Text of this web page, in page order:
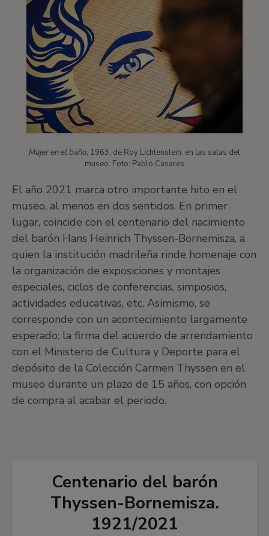
Mujer en el baño, 1963, de Roy Lichtenstein, en las salas del
museo. Foto: Pablo Casares
El año 2021 marca otro importante hito en el
museo, al menos en dos sentidos. En primer
lugar, coincide con el centenario del nacimiento
del barón Hans Heinrich Thyssen-Bornemisza, a
quien la institución madrileña rinde homenaje con
la organización de exposiciones y montajes
especiales, ciclos de conferencias, simposios,
actividades educativas, etc. Asimismo, se
corresponde con un acontecimiento largamente
esperado: la firma del acuerdo de arrendamiento
con el Ministerio de Cultura y Deporte para el
depósito de la Colección Carmen Thyssen en el
museo durante un plazo de 15 años, con opción
de compra al acabar el periodo.
Centenario del barón
Thyssen-Bornemisza.
1921/2021